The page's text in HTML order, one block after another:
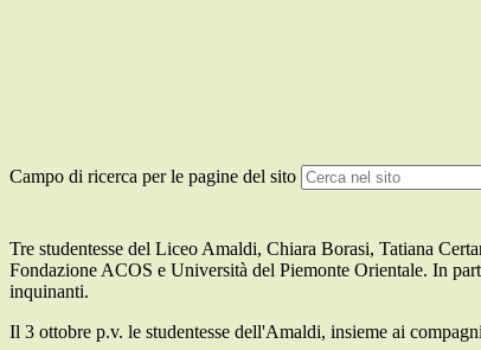
Campo di ricerca per le pagine del sito
Tre studentesse del Liceo Amaldi, Chiara Borasi, Tatiana
Fondazione ACOS e Università del Piemonte Orientale. In
inquinanti.
Il 3 ottobre p.v. le studentesse dell'Amaldi, insieme ai